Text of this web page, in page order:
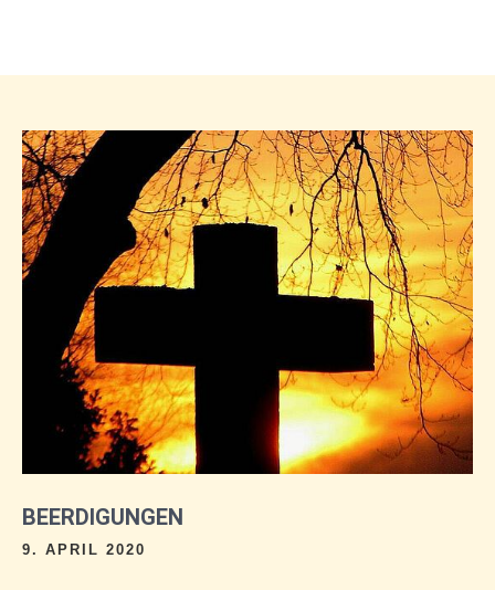
BEERDIGUNGEN
9. APRIL 2020